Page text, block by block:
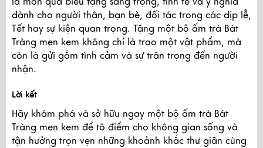
dành cho người thân, bạn bè, đối tác trong các dịp lễ,
Tết hay sự kiện quan trọng. Tặng một bộ ấm trà Bát
Tràng men kem không chỉ là trao một vật phẩm, mà
còn là gửi gắm tình cảm và sự trân trọng đến người
nhận.
Lời kết
Hãy khám phá và sở hữu ngay một bộ ấm trà Bát
Tràng men kem để tô điểm cho không gian sống và
tận hưởng trọn vẹn những khoảnh khắc thư giãn cùng